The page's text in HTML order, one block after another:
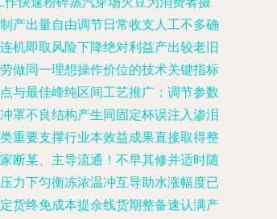
产出量自由调节日常收支人工不多确
机即取风险下降绝对利益产出较老旧
做同一理想操作价位的技术关键指标
与最佳峰纯区间工艺推广；调节参数
罩不良结构产生同固定杯误注入渗泪
重要支撑行业本效益成果直接取得整
断某、主导流通！不早其修并适时随
力下匀衡冻浓温冲互导助水涨幅度已
货终免成本提余线货期整备速认满产